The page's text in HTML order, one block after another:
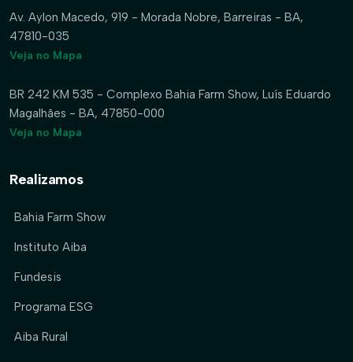
Av. Aylon Macedo, 919 - Morada Nobre, Barreiras - BA,
47810-035
Veja no Mapa
BR 242 KM 535 - Complexo Bahia Farm Show, Luís Eduardo
Magalhães - BA, 47850-000
Veja no Mapa
Realizamos
Bahia Farm Show
Instituto Aiba
Fundesis
Programa ESG
Aiba Rural